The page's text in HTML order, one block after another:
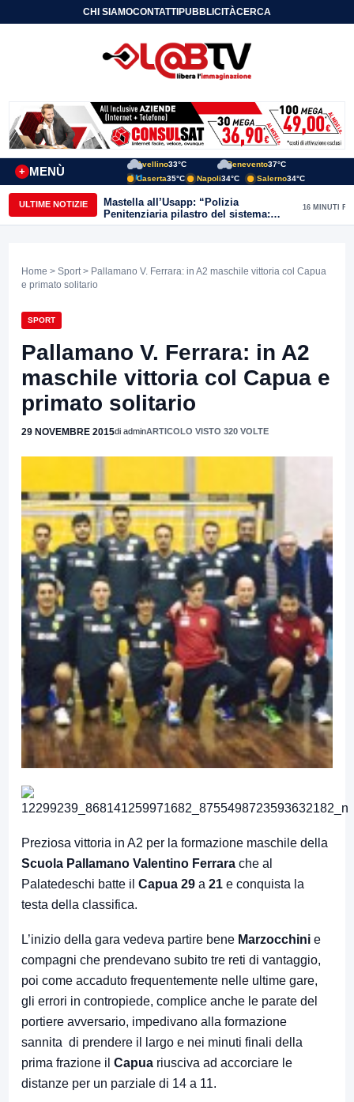
CHI SIAMOCONTATTIPUBBLICITÀCERCA
MENÙ
+
Avellino33°C Benevento37°C
Caserta35°C Napoli34°C Salerno34°C
ULTIME NOTIZIE
Mastella all’Usapp: “Polizia
Penitenziaria pilastro del sistema:
Governo rafforzi organico”
16 MINUTI FA
Home > Sport > Pallamano V. Ferrara: in A2 maschile vittoria col Capua
e primato solitario
SPORT
Pallamano V. Ferrara: in A2
maschile vittoria col Capua e
primato solitario
29 NOVEMBRE 2015di adminARTICOLO VISTO 320 VOLTE
Preziosa vittoria in A2 per la formazione maschile della
Scuola Pallamano Valentino Ferrara che al
Palatedeschi batte il Capua 29 a 21 e conquista la
testa della classifica.
L’inizio della gara vedeva partire bene Marzocchini e
compagni che prendevano subito tre reti di vantaggio,
poi come accaduto frequentemente nelle ultime gare,
gli errori in contropiede, complice anche le parate del
portiere avversario, impedivano alla formazione
sannita di prendere il largo e nei minuti finali della
prima frazione il Capua riusciva ad accorciare le
distanze per un parziale di 14 a 11.